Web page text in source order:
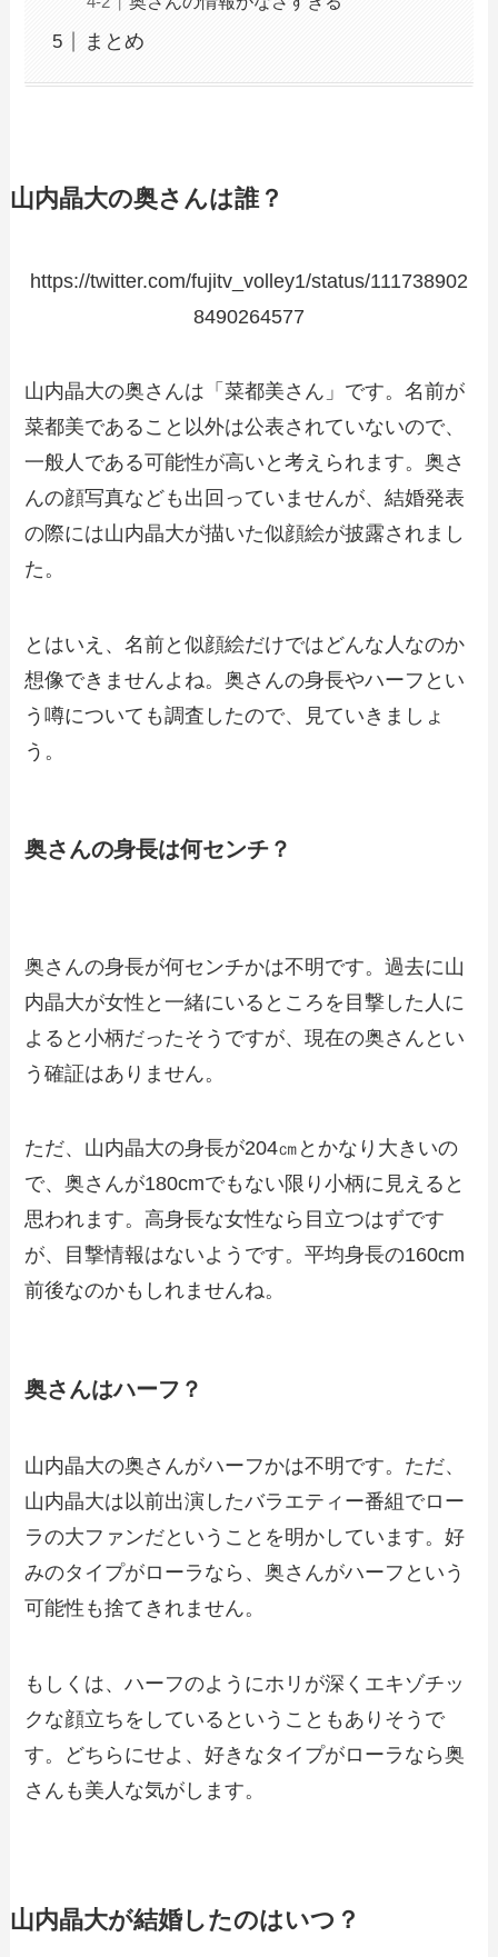
まとめ
山内晶大の奥さんは誰？
https://twitter.com/fujitv_volley1/status/111738902
8490264577
山内晶大の奥さんは「菜都美さん」です。名前が
菜都美であること以外は公表されていないので、
一般人である可能性が高いと考えられます。奥さ
んの顔写真なども出回っていませんが、結婚発表
の際には山内晶大が描いた似顔絵が披露されまし
た。
とはいえ、名前と似顔絵だけではどんな人なのか
想像できませんよね。奥さんの身長やハーフとい
う噂についても調査したので、見ていきましょ
う。
奥さんの身長は何センチ？
奥さんの身長が何センチかは不明です。過去に山
内晶大が女性と一緒にいるところを目撃した人に
よると小柄だったそうですが、現在の奥さんとい
う確証はありません。
ただ、山内晶大の身長が204㎝とかなり大きいの
で、奥さんが180cmでもない限り小柄に見えると
思われます。高身長な女性なら目立つはずです
が、目撃情報はないようです。平均身長の160cm
前後なのかもしれませんね。
奥さんはハーフ？
山内晶大の奥さんがハーフかは不明です。ただ、
山内晶大は以前出演したバラエティー番組でロー
ラの大ファンだということを明かしています。好
みのタイプがローラなら、奥さんがハーフという
可能性も捨てきれません。
もしくは、ハーフのようにホリが深くエキゾチッ
クな顔立ちをしているということもありそうで
す。どちらにせよ、好きなタイプがローラなら奥
さんも美人な気がします。
山内晶大が結婚したのはいつ？